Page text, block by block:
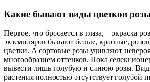
Какие бывают виды цветков
Первое, что бросается в глаза, – окраска
экземпляров бывают белые, красные,
цветки. А сортовые розы удивляют
многообразием оттенков. Пока
вывести лишь голубую и синюю розы.
растения полностью отсутствует голубой